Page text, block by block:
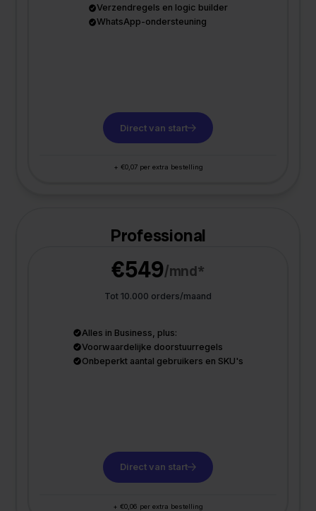
Verzendregels en logic builder
WhatsApp-ondersteuning
Direct van start
+ €0,07 per extra bestelling
Professional
€549/mnd*
Tot 10.000 orders/maand
Alles in Business, plus:
Voorwaardelijke doorstuurregels
Onbeperkt aantal gebruikers en SKU's
Direct van start
+ €0,06 per extra bestelling